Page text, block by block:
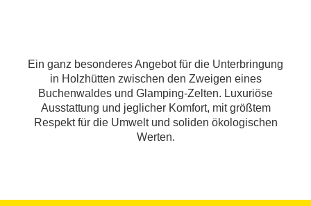
Ein ganz besonderes Angebot für die Unterbringung
in Holzhütten zwischen den Zweigen eines
Buchenwaldes und Glamping-Zelten. Luxuriöse
Ausstattung und jeglicher Komfort, mit größtem
Respekt für die Umwelt und soliden ökologischen
Werten.